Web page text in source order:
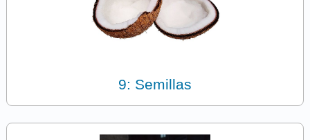
9: Semillas